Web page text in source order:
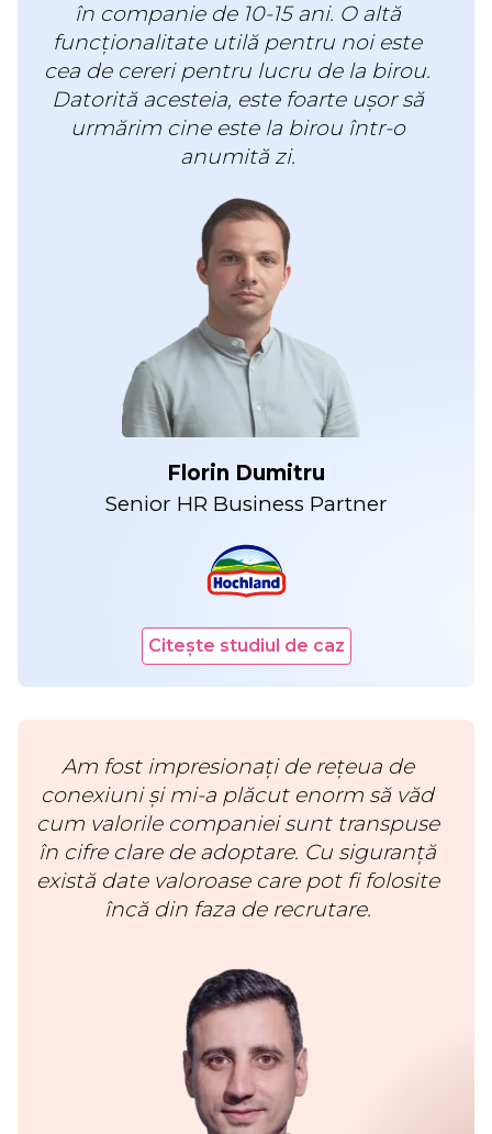
în companie de 10-15 ani. O altă
funcționalitate utilă pentru noi este
cea de cereri pentru lucru de la birou.
Datorită acesteia, este foarte ușor să
urmărim cine este la birou într-o
anumită zi.
Florin Dumitru
Senior HR Business Partner
Citește studiul de caz
Am fost impresionați de rețeua de
conexiuni și mi-a plăcut enorm să văd
cum valorile companiei sunt transpuse
în cifre clare de adoptare. Cu siguranță
există date valoroase care pot fi folosite
încă din faza de recrutare.